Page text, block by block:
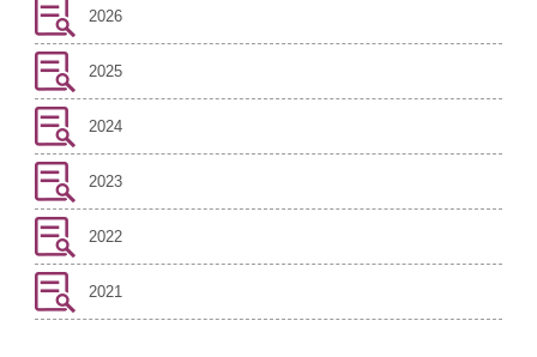
2026
2025
2024
2023
2022
2021